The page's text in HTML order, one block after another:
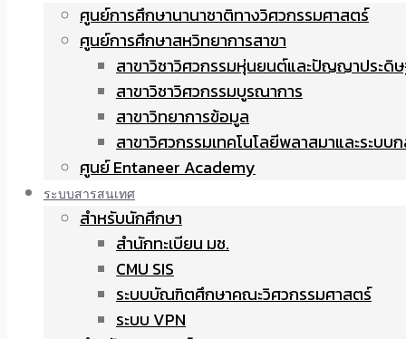
ศูนย์การศึกษานานาชาติทางวิศวกรรมศาสตร์
ศูนย์การศึกษาสหวิทยาการสาขา
สาขาวิชาวิศวกรรมหุ่นยนต์และปัญญาประดิ
สาขาวิชาวิศวกรรมบูรณาการ
สาขาวิทยาการข้อมูล
สาขาวิศวกรรมเทคโนโลยีพลาสมาและระบบ
ศูนย์ Entaneer Academy
ระบบสารสนเทศ
สำหรับนักศึกษา
สำนักทะเบียน มช.
CMU SIS
ระบบบัณฑิตศึกษาคณะวิศวกรรมศาสตร์
ระบบ VPN